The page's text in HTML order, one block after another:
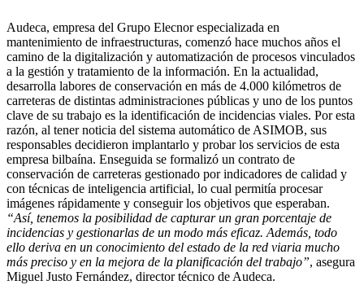
Audeca, empresa del Grupo Elecnor especializada en
mantenimiento de infraestructuras, comenzó hace muchos años el
camino de la digitalización y automatización de procesos vinculados
a la gestión y tratamiento de la información. En la actualidad,
desarrolla labores de conservación en más de 4.000 kilómetros de
carreteras de distintas administraciones públicas y uno de los puntos
clave de su trabajo es la identificación de incidencias viales. Por esta
razón, al tener noticia del sistema automático de ASIMOB, sus
responsables decidieron implantarlo y probar los servicios de esta
empresa bilbaína. Enseguida se formalizó un contrato de
conservación de carreteras gestionado por indicadores de calidad y
con técnicas de inteligencia artificial, lo cual permitía procesar
imágenes rápidamente y conseguir los objetivos que esperaban.
“Así, tenemos la posibilidad de capturar un gran porcentaje de
incidencias y gestionarlas de un modo más eficaz. Además, todo
ello deriva en un conocimiento del estado de la red viaria mucho
más preciso y en la mejora de la planificación del trabajo”, asegura
Miguel Justo Fernández, director técnico de Audeca.